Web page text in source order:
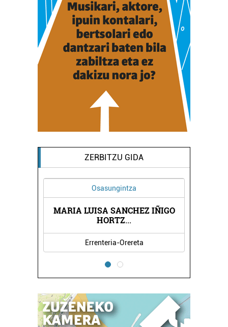
ZERBITZU GIDA
Osasungintza
MARIA LUISA SANCHEZ IÑIGO
HORTZ...
Errenteria-Orereta